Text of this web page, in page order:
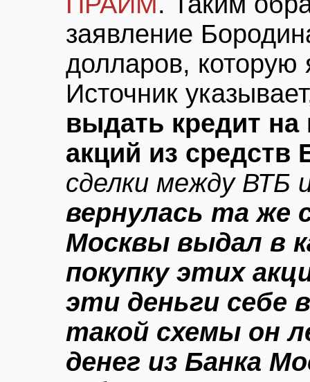
заявление
долларов,
Источник
выдать кредит на
акций из средств
сделки между
вернулась та же
Москвы выдал в
покупку этих
эти деньги себе
такой схемы он
денег из Банка